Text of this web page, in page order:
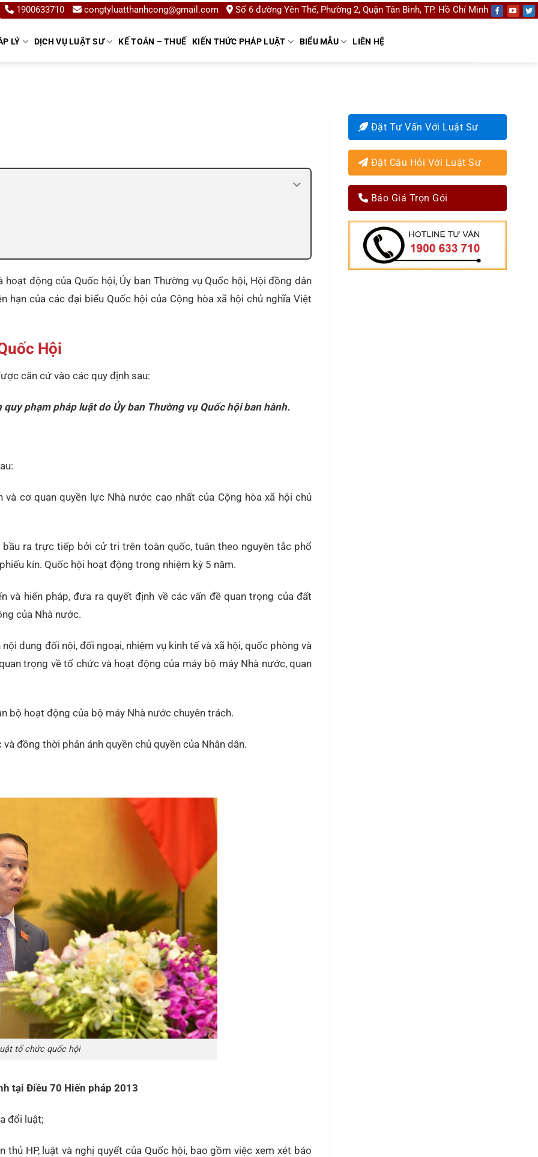
1900633710 congtyluatthanhcong@gmail.com Số 6 đường Yên Thế, Phường 2, Quận Tân Bình, TP. Hồ Chí Minh
LÝ DỊCH VỤ LUẬT SƯ KẾ TOÁN – THUẾ KIẾN THỨC PHÁP LUẬT BIỂU MẪU LIÊN HỆ
động của Quốc hội, Ủy ban Thường vụ Quốc hội, Hội đồng dân
hạn của các đại biểu Quốc hội của Cộng hòa xã hội chủ nghĩa Việt
Hội
căn cứ vào các quy định sau:
phạm pháp luật do Ủy ban Thường vụ Quốc hội ban hành.
cơ quan quyền lực Nhà nước cao nhất của Cộng hòa xã hội chủ
ra trực tiếp bởi cử tri trên toàn quốc, tuân theo nguyên tắc phổ
kín. Quốc hội hoạt động trong nhiệm kỳ 5 năm.
và hiến pháp, đưa ra quyết định về các vấn đề quan trọng của đất
của Nhà nước.
dung đối nội, đối ngoại, nhiệm vụ kinh tế và xã hội, quốc phòng và
trọng về tổ chức và hoạt động của máy bộ máy Nhà nước, quan
bộ hoạt động của bộ máy Nhà nước chuyên trách.
đồng thời phản ánh quyền chủ quyền của Nhân dân.
tổ chức quốc hội
tại Điều 70 Hiến pháp 2013
đổi luật;
HP, luật và nghị quyết của Quốc hội, bao gồm việc xem xét báo
Đặt Tư Vấn Với Luật Sư
Đặt Câu Hỏi Với Luật Sư
Báo Giá Trọn Gói